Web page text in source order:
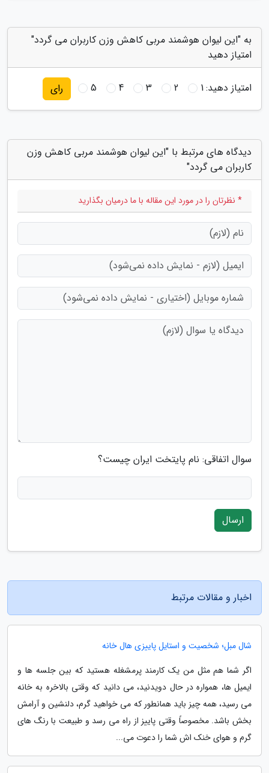
به "این لیوان هوشمند مربی کاهش وزن کاربران می گردد"
امتیاز دهید
امتیاز دهید:1
2
3
4
5 رای
دیدگاه های مرتبط با "این لیوان هوشمند مربی کاهش وزن
کاربران می گردد"
* نظرتان را در مورد این مقاله با ما درمیان بگذارید
سوال اتفاقی: نام پایتخت ایران چیست؟
ارسال
اخبار و مقالات مرتبط
شال مبل؛ شخصیت و استایل پاییزی هال خانه
اگر شما هم مثل من یک کارمند پرمشغله هستید که بین جلسه ها و
ایمیل ها، همواره در حال دویدنید، می دانید که وقتی بالاخره به خانه
می رسید، همه چیز باید همانطور که می خواهید گرم، دلنشین و آرامش
بخش باشد. مخصوصاً وقتی پاییز از راه می رسد و طبیعت با رنگ های
گرم و هوای خنک اش شما را دعوت می...